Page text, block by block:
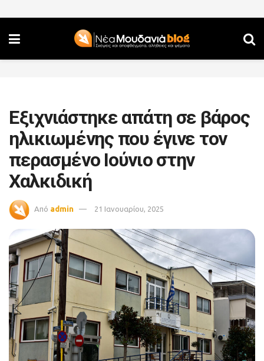
Εξιχνιάστηκε απάτη σε βάρος
ηλικιωμένης που έγινε τον
περασμένο Ιούνιο στην
Χαλκιδική
Από admin 21 Ιανουαρίου, 2025